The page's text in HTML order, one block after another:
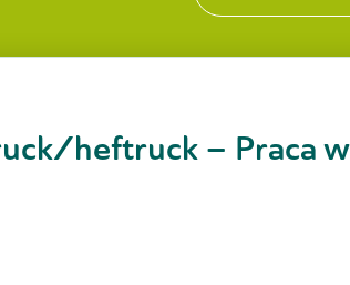
heftruck – Praca w